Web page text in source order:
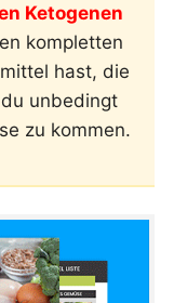
Ketogenen
kompletten
hast, die
unbedingt
zu kommen.